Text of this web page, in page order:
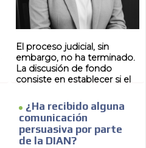
El proceso judicial, sin
embargo, no ha terminado.
La discusión de fondo
consiste en establecer si el
¿Ha recibido alguna
comunicación
persuasiva por parte
de la DIAN?